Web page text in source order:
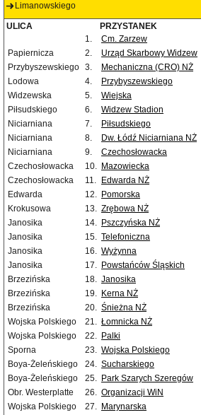
Limanowskiego
ULICA PRZYSTANEK
1.
Cm. Zarzew
Papiernicza
2.
Urząd Skarbowy Widzew
Przybyszewskiego 3. Mechaniczna (CRO) NŻ
Lodowa
4. Przybyszewskiego
Widzewska
5. Wiejska
Piłsudskiego
6. Widzew Stadion
Niciarniana
7. Piłsudskiego
Niciarniana
8. Dw. Łódź Niciarniana NŻ
Niciarniana
9. Czechosłowacka
Czechosłowacka
10. Mazowiecka
Czechosłowacka
11. Edwarda NŻ
Edwarda
12. Pomorska
Krokusowa
13. Zrębowa NŻ
Janosika
14. Pszczyńska NŻ
Janosika
15. Telefoniczna
Janosika
16. Wyżynna
Janosika
17. Powstańców Śląskich
Brzezińska
18. Janosika
Brzezińska
19. Kerna NŻ
Brzezińska
20. Śnieżna NŻ
Wojska Polskiego
21. Łomnicka NŻ
Wojska Polskiego
22. Palki
Sporna
23. Wojska Polskiego
Boya-Żeleńskiego
24. Sucharskiego
Boya-Żeleńskiego
25. Park Szarych Szeregów
Obr. Westerplatte
26. Organizacji WiN
Wojska Polskiego
27. Marynarska